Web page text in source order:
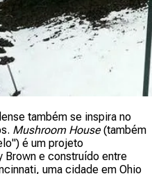
também se inspira no
Mushroom House(também
é um projeto
Brown e construído entre
uma cidade em Ohio